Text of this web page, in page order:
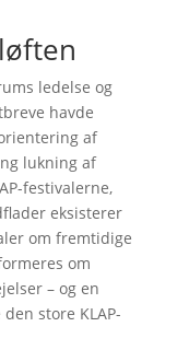
ledelse og
havde
af
lukning af
festivalerne,
eksisterer
om fremtidige
om
– og en
store KLAP-